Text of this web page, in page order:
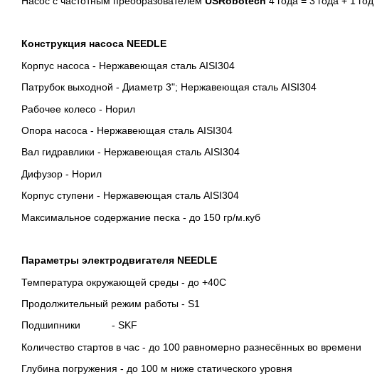
Конструкция насоса NEEDLE
Корпус насоса - Нержавеющая сталь AISI304
Патрубок выходной - Диаметр 3"; Нержавеющая сталь AISI304
Рабочее колесо - Норил
Опора насоса - Нержавеющая сталь AISI304
Вал гидравлики - Нержавеющая сталь AISI304
Дифузор - Норил
Корпус ступени - Нержавеющая сталь AISI304
Максимальное содержание песка - до 150 гр/м.куб
Параметры электродвигателя NEEDLE
Температура окружающей среды - до +40С
Продолжительный режим работы - S1
Подшипники - SKF
Количество стартов в час - до 100 равномерно разнесённых во времени
Глубина погружения - до 100 м ниже статического уровня